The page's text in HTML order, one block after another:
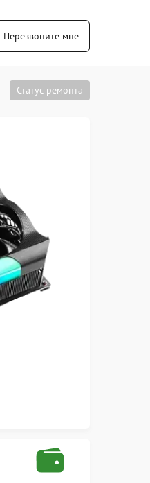
Перезвоните мне
Статус ремонта